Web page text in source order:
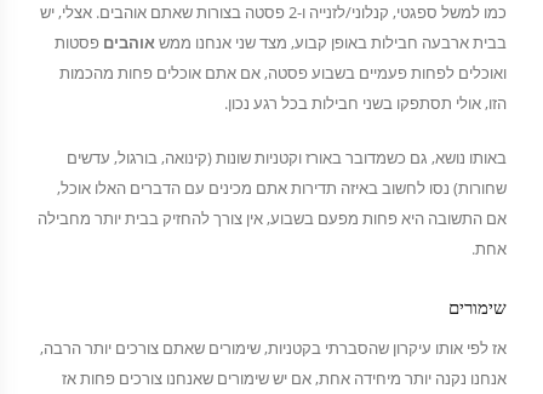
כמו למשל ספגטי, קנלוני/לזנייה ו-2 פסטה בצורות שאתם אוהבים. אצלי, יש
בבית ארבעה חבילות באופן קבוע, מצד שני אנחנו ממשאוהבים פסטות
ואוכלים לפחות פעמיים בשבוע פסטה, אם אתם אוכלים פחות מהכמות
הזו, אולי תסתפקו בשני חבילות בכל רגע נכון.
באותו נושא, גם כשמדובר באורז וקטניות שונות (קינואה, בורגול, עדשים
שחורות) נסו לחשוב באיזה תדירות אתם מכינים עם הדברים האלו אוכל,
אם התשובה היא פחות מפעם בשבוע, אין צורך להחזיק בבית יותר מחבילה
אחת.
שימורים
אז לפי אותו עיקרון שהסברתי בקטניות, שימורים שאתם צורכים יותר הרבה,
אנחנו נקנה יותר מיחידה אחת, אם יש שימורים שאנחנו צורכים פחות אז